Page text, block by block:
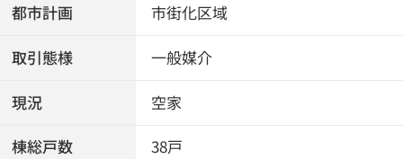
都市計画 市街化区域
取引態様 一般媒介
現況 空家
棟総戸数 38戸